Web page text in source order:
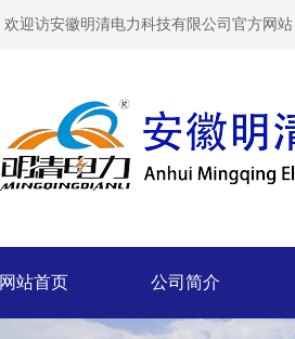
欢迎访安徽明清电力科技有限公司官方网站
网站首页 公司简介